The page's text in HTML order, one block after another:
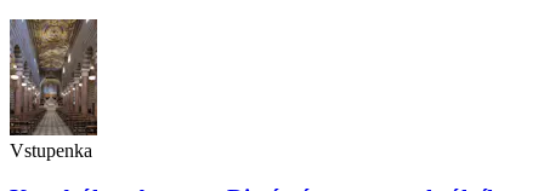
Vstupenka